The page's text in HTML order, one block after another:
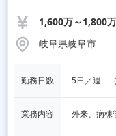
1,600万～1,800
岐阜県岐阜市
勤務日数 5日／週　
業務内容 外来、病棟